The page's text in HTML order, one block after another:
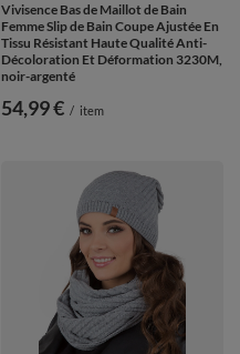
Vivisence Bas de Maillot de Bain
Femme Slip de Bain Coupe Ajustée En
Tissu Résistant Haute Qualité Anti-
Décoloration Et Déformation 3230M,
noir-argenté
54,99 € / item